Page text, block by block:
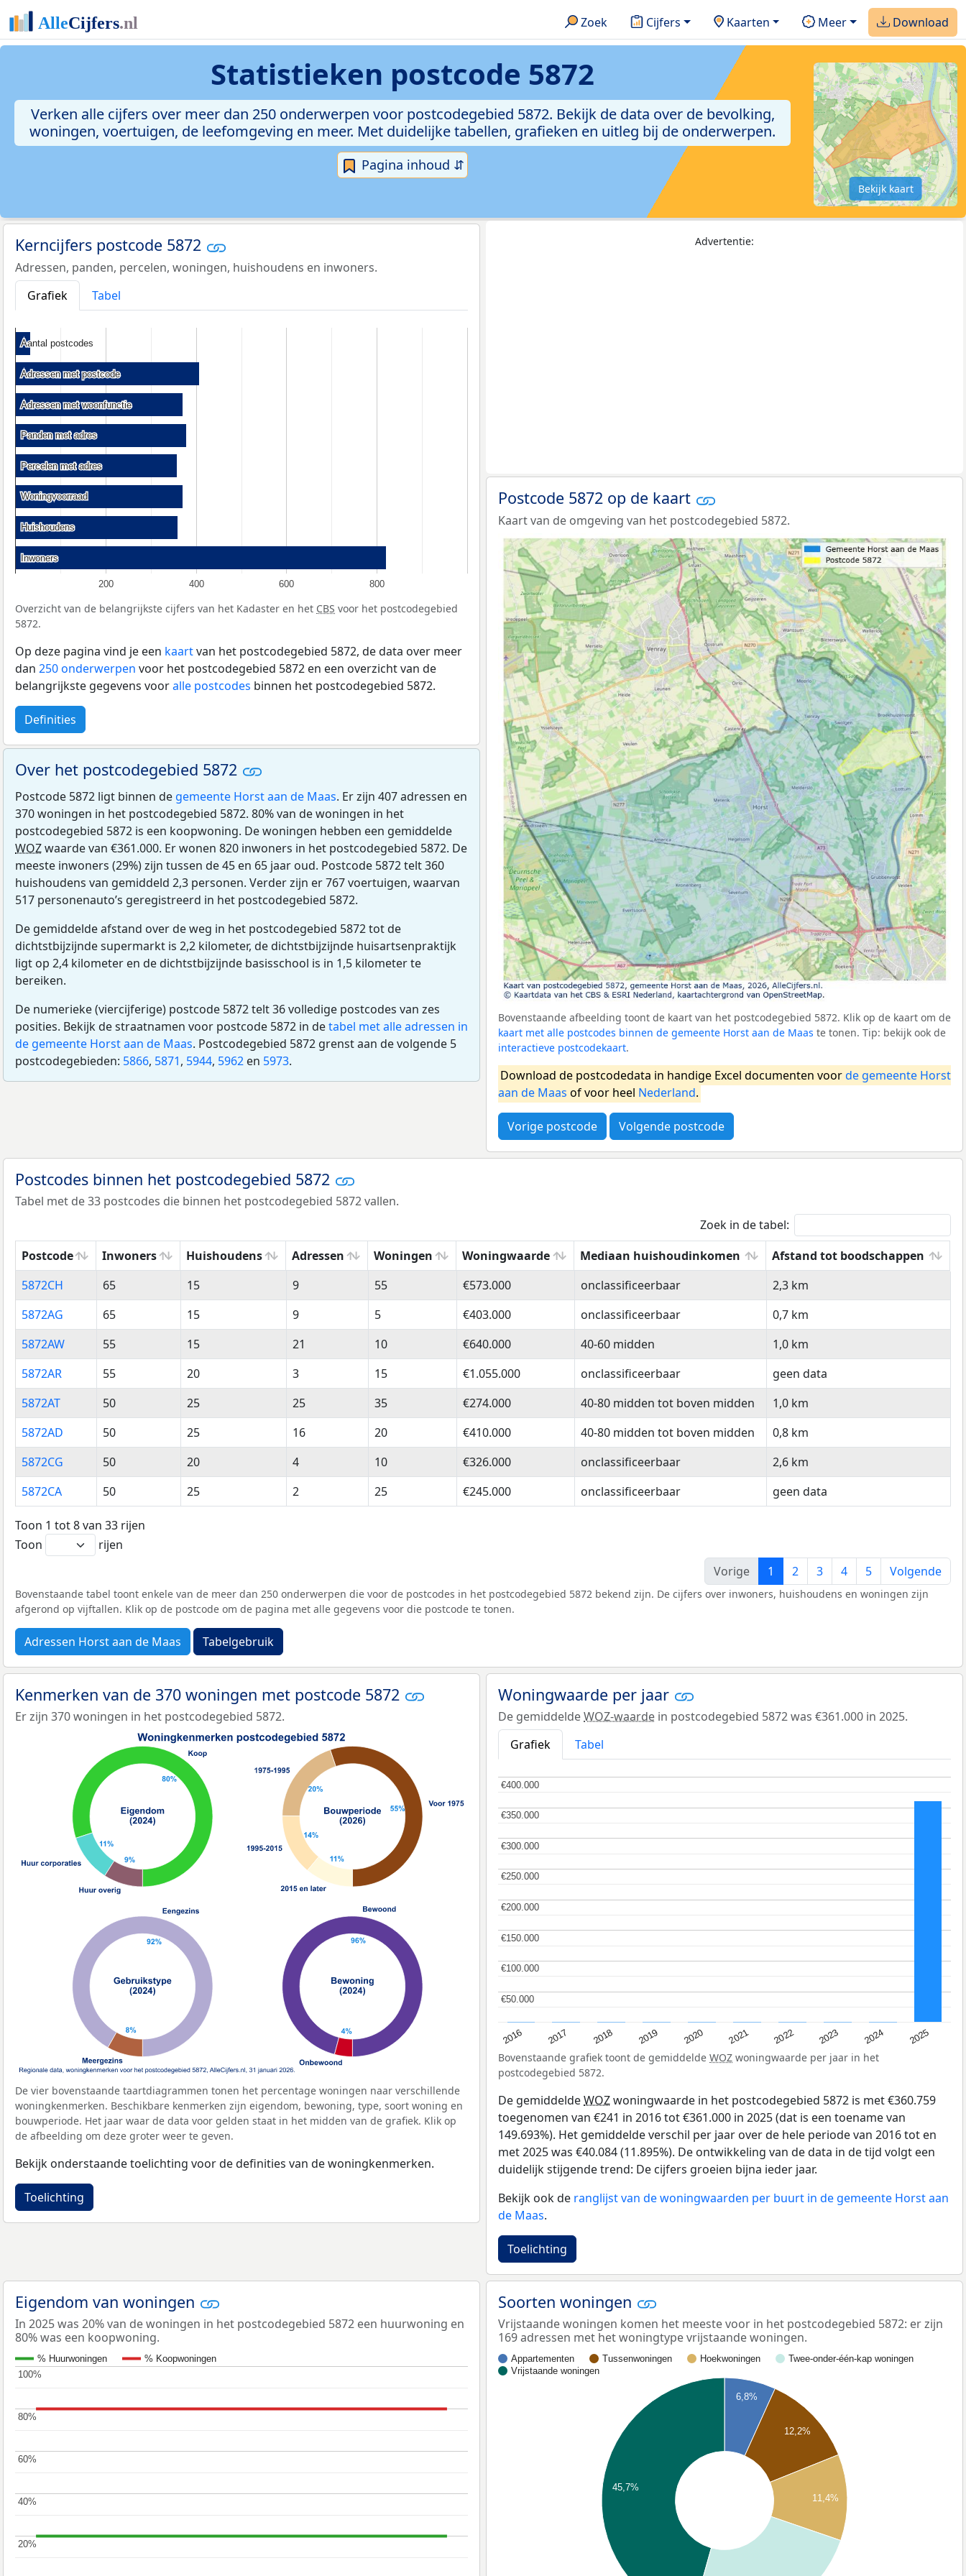
Zoek Cijfers Kaarten Meer Download
Statistieken postcode 5872
Verken alle cijfers over meer dan 250 onderwerpen voor postcodegebied 5872. Bekijk de data over de bevolking,
woningen, voertuigen, de leefomgeving en meer. Met duidelijke tabellen, grafieken en uitleg bij de onderwerpen.
Pagina inhoud ⇵
Bekijk kaart
Kerncijfers postcode 5872
Adressen, panden, percelen, woningen, huishoudens en inwoners.
Grafiek
Tabel
200 400 600 800
Aantal postcodes
Aantal postcodes
Adressen met postcode
Adressen met postcode
Adressen met woonfunctie
Adressen met woonfunctie
Panden met adres
Panden met adres
Percelen met adres
Percelen met adres
Woningvoorraad
Woningvoorraad
Huishoudens
Huishoudens
Inwoners
Inwoners
Overzicht van de belangrijkste cijfers van het Kadaster en het CBS voor het postcodegebied
5872.
Op deze pagina vind je een kaartvan het postcodegebied 5872, de data over meer
dan 250 onderwerpen voor het postcodegebied 5872 en een overzicht van de
belangrijkste gegevens vooralle postcodes binnen het postcodegebied 5872.
Definities
Over het postcodegebied 5872
Postcode 5872 ligt binnen de gemeente Horst aan de Maas. Er zijn 407 adressen en
370 woningen in het postcodegebied 5872. 80% van de woningen in het
postcodegebied 5872 is een koopwoning. De woningen hebben een gemiddelde
WOZwaarde van €361.000. Er wonen 820 inwoners in het postcodegebied 5872. De
meeste inwoners (29%) zijn tussen de 45 en 65 jaar oud. Postcode 5872 telt 360
huishoudens van gemiddeld 2,3 personen. Verder zijn er 767 voertuigen, waarvan
517 personenauto’s geregistreerd in het postcodegebied 5872.
De gemiddelde afstand over de weg in het postcodegebied 5872 tot de
dichtstbijzijnde supermarkt is 2,2 kilometer, de dichtstbijzijnde huisartsenpraktijk
ligt op 2,4 kilometer en de dichtstbijzijnde basisschool is in 1,5 kilometer te
bereiken.
De numerieke (viercijferige) postcode 5872 telt 36 volledige postcodes van zes
posities. Bekijk de straatnamen voor postcode 5872 in detabel met alle adressen in
de gemeente Horst aan de Maas. Postcodegebied 5872 grenst aan de volgende 5
postcodegebieden: 5866, 5871, 5944, 5962 en 5973.
Advertentie:
Postcode 5872 op de kaart
Kaart van de omgeving van het postcodegebied 5872.
Bovenstaande afbeelding toont de kaart van het postcodegebied 5872. Klik op de kaart om de
kaart met alle postcodes binnen de gemeente Horst aan de Maas te tonen. Tip: bekijk ook de
interactieve postcodekaart.
Download de postcodedata in handige Excel documenten voorde gemeente Horst
aan de Maas of voor heel Nederland.
Vorige postcode Volgende postcode
Postcodes binnen het postcodegebied 5872
Tabel met de 33 postcodes die binnen het postcodegebied 5872 vallen.
Zoek in de tabel:
Postcode
Inwoners Huishoudens Adressen Woningen Woningwaarde Mediaan huishoudinkomen
Afstand tot boodschappen
Postcode
Inwoners Huishoudens Adressen Woningen Woningwaarde Mediaan huishoudinkomen Afstand tot boodschappen
5872CH 65 15 9 55 €573.000 onclassificeerbaar
2,3 km
5872AG
65 15 9 5 €403.000 onclassificeerbaar
0,7 km
5872AW
55 15 21 10 €640.000 40-60 midden
1,0 km
5872AR
55 20 3 15 €1.055.000 onclassificeerbaar
geen data
5872AT
50 25 25 35 €274.000 40-80 midden tot boven midden
1,0 km
5872AD
50 25 16 20 €410.000 40-80 midden tot boven midden
0,8 km
5872CG
50 20 4 10 €326.000 onclassificeerbaar
2,6 km
5872CA
50 25 2 25 €245.000 onclassificeerbaar geen data
Toon 1 tot 8 van 33 rijen
Toon
rijen
Vorige
1 2 3 4 5 Volgende
Bovenstaande tabel toont enkele van de meer dan 250 onderwerpen die voor de postcodes in het postcodegebied 5872 bekend zijn. De cijfers over inwoners, huishoudens en woningen zijn
afgerond op vijftallen. Klik op de postcode om de pagina met alle gegevens voor die postcode te tonen.
Adressen Horst aan de Maas Tabelgebruik
Kenmerken van de 370 woningen met postcode 5872
Er zijn 370 woningen in het postcodegebied 5872.
De vier bovenstaande taartdiagrammen tonen het percentage woningen naar verschillende
woningkenmerken. Beschikbare kenmerken zijn eigendom, bewoning, type, soort woning en
bouwperiode. Het jaar waar de data voor gelden staat in het midden van de grafiek. Klik op
de afbeelding om deze groter weer te geven.
Bekijk onderstaande toelichting voor de definities van de woningkenmerken.
Toelichting
Woningwaarde per jaar
De gemiddeldeWOZ-waarde in postcodegebied 5872 was €361.000 in 2025.
Grafiek
Tabel
2016 2017 2018 2019 2020 2021 2022 2023 2024 2025
€50.000
€50.000
€100.000
€100.000
€150.000
€150.000
€200.000
€200.000
€250.000
€250.000
€300.000
€300.000
€350.000
€350.000
€400.000
€400.000
Bovenstaande grafiek toont de gemiddelde WOZ woningwaarde per jaar in het
postcodegebied 5872.
De gemiddeldeWOZwoningwaarde in het postcodegebied 5872 is met €360.759
toegenomen van €241 in 2016 tot €361.000 in 2025 (dat is een toename van
149.693%). Het gemiddelde verschil per jaar over de hele periode van 2016 tot en
met 2025 was €40.084 (11.895%). De ontwikkeling van de data in de tijd volgt een
duidelijk stijgende trend: De cijfers groeien bijna ieder jaar.
Bekijk ook de ranglijst van de woningwaarden per buurt in de gemeente Horst aan
de Maas.
Toelichting
Eigendom van woningen
In 2025 was 20% van de woningen in het postcodegebied 5872 een huurwoning en
80% was een koopwoning.
% Huurwoningen % Koopwoningen
20%
20%
40%
40%
60%
60%
80%
80%
100%
100%
Soorten woningen
Vrijstaande woningen komen het meeste voor in het postcodegebied 5872: er zijn
169 adressen met het woningtype vrijstaande woningen.
Appartementen Tussenwoningen Hoekwoningen
Twee-onder-één-kap woningen
Vrijstaande woningen
6,8%
12,2%
11,4%
45,7%